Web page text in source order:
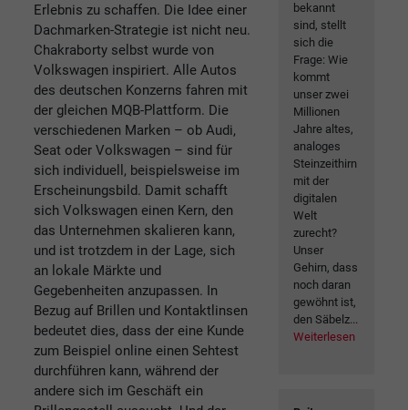
Erlebnis zu schaffen. Die Idee einer
Dachmarken-Strategie ist nicht neu.
Chakraborty selbst wurde von
Volkswagen inspiriert. Alle Autos
des deutschen Konzerns fahren mit
der gleichen MQB-Plattform. Die
verschiedenen Marken – ob Audi,
Seat oder Volkswagen – sind für
sich individuell, beispielsweise im
Erscheinungsbild. Damit schafft
sich Volkswagen einen Kern, den
das Unternehmen skalieren kann,
und ist trotzdem in der Lage, sich
an lokale Märkte und
Gegebenheiten anzupassen. In
Bezug auf Brillen und Kontaktlinsen
bedeutet dies, dass der eine Kunde
zum Beispiel online einen Sehtest
durchführen kann, während der
andere sich im Geschäft ein
bekannt
sind, stellt
sich die
Frage: Wie
kommt
unser zwei
Millionen
Jahre altes,
analoges
Steinzeithirn
mit der
digitalen
Welt
zurecht?
Unser
Gehirn, dass
noch daran
gewöhnt ist,
den Säbelz...
Weiterlesen